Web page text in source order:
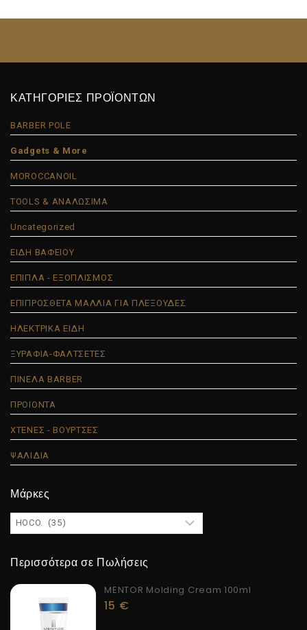
ΚΑΤΗΓΟΡΙΕΣ ΠΡΟΪΟΝΤΩΝ
BARBER POLE
Gadgets & More
MOROCCANOIL
TOOLS & ΑΝΑΛΩΣΙΜΑ
Uncategorized
ΕΙΔΗ ΒΑΦΕΙΟΥ
ΕΠΙΠΛΑ - ΕΞΟΠΛΙΣΜΟΣ
ΕΠΙΠΡΟΣΘΕΤΑ ΜΑΛΛΙΑ ΓΙΑ ΠΛΕΞΟΥΔΕΣ
ΗΛΕΚΤΡΙΚΑ ΕΙΔΗ
ΞΥΡΑΦΙΑ-ΦΑΛΤΣΕΤΕΣ
ΠΙΝΕΛΑ BARBER
ΠΡΟΙΟΝΤΑ
ΧΤΕΝΕΣ - ΒΟΥΡΤΣΕΣ
ΨΑΛΙΔΙΑ
Μάρκες
Περισσότερα σε Πωλήσεις
MENTOR Molding Cream 100ml
15 €